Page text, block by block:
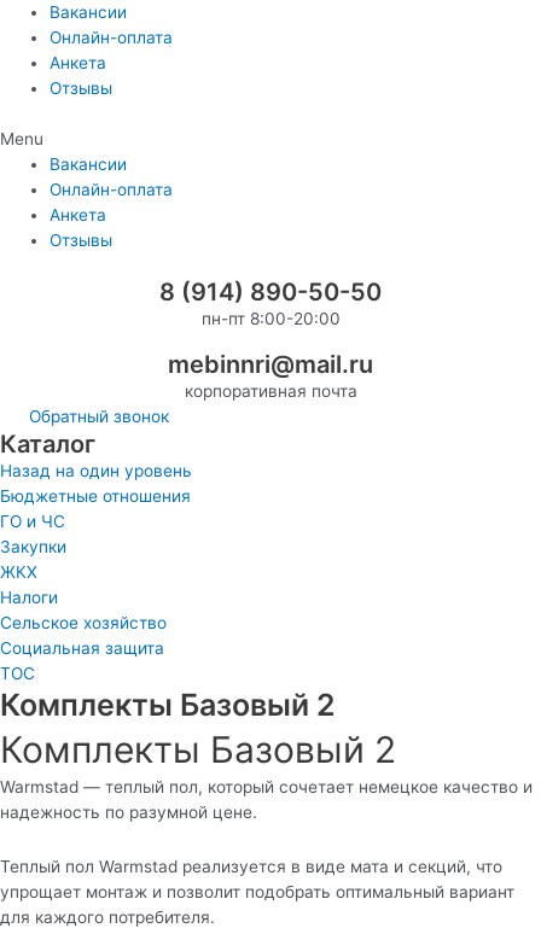
Перейти
содержимому
Вакансии
Онлайн-оплата
Анкета
Отзывы
Menu
Вакансии
Онлайн-оплата
Анкета
Отзывы
8 (914) 890-50-50
пн-пт 8:00-20:00
mebinnri@mail.ru
корпоративная почта
Обратный звонок
Каталог
Назад на один уровень
Бюджетные отношения
ГО и ЧС
Закупки
ЖКХ
Налоги
Сельское хозяйство
Социальная защита
ТОС
Комплекты Базовый 2
Комплекты Базовый 2
Warmstad — теплый пол, который сочетает немецкое качество и
надежность по разумной цене.
Теплый пол Warmstad реализуется в виде мата и секций, что
упрощает монтаж и позволит подобрать оптимальный вариант
для каждого потребителя.